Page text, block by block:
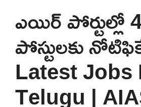
ఎయిర్ పోర్టుల్లో
పోస్టులకు
Latest Jobs
Telugu |